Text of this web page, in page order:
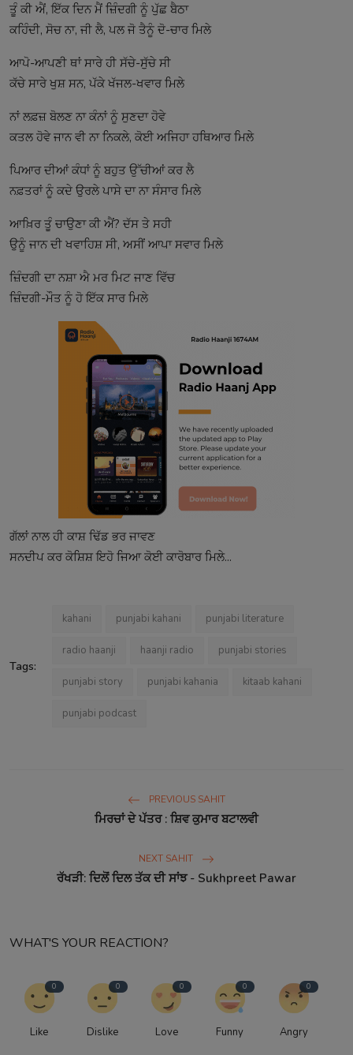
ਤੂੰ ਕੀ ਐਂ, ਇੱਕ ਦਿਨ ਮੈਂ ਜ਼ਿੰਦਗੀ ਨੂੰ ਪੁੱਛ ਬੈਠਾ
ਕਹਿੰਦੀ, ਸੋਚ ਨਾ, ਜੀ ਲੈ, ਪਲ ਜੋ ਤੈਨੂੰ ਦੋ-ਚਾਰ ਮਿਲੇ
ਆਪੋ-ਆਪਣੀ ਥਾਂ ਸਾਰੇ ਹੀ ਸੱਚੇ-ਸੁੱਚੇ ਸੀ
ਕੱਚੇ ਸਾਰੇ ਖੁਸ਼ ਸਨ, ਪੱਕੇ ਖੱਜਲ-ਖਵਾਰ ਮਿਲੇ
ਨਾਂ ਲਫ਼ਜ਼ ਬੋਲਣ ਨਾ ਕੰਨਾਂ ਨੂੰ ਸੁਣਦਾ ਹੋਵੇ
ਕਤਲ ਹੋਵੇ ਜਾਨ ਵੀ ਨਾ ਨਿਕਲੇ, ਕੋਈ ਅਜਿਹਾ ਹਥਿਆਰ ਮਿਲੇ
ਪਿਆਰ ਦੀਆਂ ਕੰਧਾਂ ਨੂੰ ਬਹੁਤ ਉੱਚੀਆਂ ਕਰ ਲੈ
ਨਫ਼ਤਰਾਂ ਨੂੰ ਕਦੇ ਉਰਲੇ ਪਾਸੇ ਦਾ ਨਾ ਸੰਸਾਰ ਮਿਲੇ
ਆਖ਼ਿਰ ਤੂੰ ਚਾਉਣਾ ਕੀ ਐਂ? ਦੱਸ ਤੇ ਸਹੀ
ਉਨੂੰ ਜਾਨ ਦੀ ਖਵਾਹਿਸ਼ ਸੀ, ਅਸੀਂ ਆਪਾ ਸਵਾਰ ਮਿਲੇ
ਜ਼ਿੰਦਗੀ ਦਾ ਨਸ਼ਾ ਐ ਮਰ ਮਿਟ ਜਾਣ ਵਿੱਚ
ਜ਼ਿੰਦਗੀ-ਮੌਤ ਨੂੰ ਹੋ ਇੱਕ ਸਾਰ ਮਿਲੇ
ਗੱਲਾਂ ਨਾਲ ਹੀ ਕਾਸ਼ ਢਿੱਡ ਭਰ ਜਾਵਣ
ਸਨਦੀਪ ਕਰ ਕੋਸ਼ਿਸ਼ ਇਹੋ ਜਿਆ ਕੋਈ ਕਾਰੋਬਾਰ ਮਿਲੇ...
Tags:
kahani punjabi kahani punjabi literature
radio haanji haanji radio punjabi stories
punjabi story punjabi kahania kitaab kahani
punjabi podcast
PREVIOUS SAHIT
ਮਿਰਚਾਂ ਦੇ ਪੱਤਰ : ਸ਼ਿਵ ਕੁਮਾਰ ਬਟਾਲਵੀ
NEXT SAHIT
ਰੱਖੜੀ: ਦਿਲੋਂ ਦਿਲ ਤੱਕ ਦੀ ਸਾਂਝ - Sukhpreet Pawar
WHAT'S YOUR REACTION?
0
Like
0
Dislike
0
Love
0
Funny
0
Angry